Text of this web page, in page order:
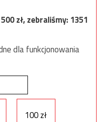
zł, zebraliśmy:1351
dla funkcjonowania
100 zł